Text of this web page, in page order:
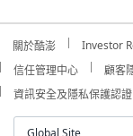
關於酷澎 Investor
信任管理中心
顧客
資訊安全及隱私保護認證
Global Site